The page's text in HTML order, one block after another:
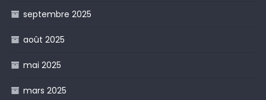
septembre 2025
août 2025
mai 2025
mars 2025